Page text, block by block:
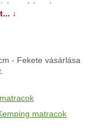
hogy kényelmesen
tartalma:1 x
2 kgMaximális
↓
- Fekete vásárlása
matracok